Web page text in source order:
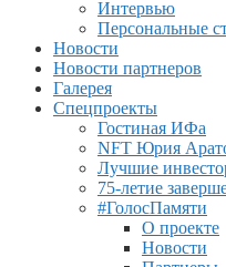
Интервью
Персональные
Новости
Новости партнеров
Галерея
Спецпроекты
Гостиная ИФа
NFT Юрия
Лучшие
75-летие
#ГолосПамяти
О проекте
Новости